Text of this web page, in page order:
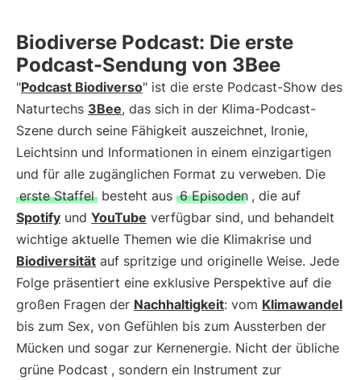
Biodiverse Podcast: Die erste
Podcast-Sendung von 3Bee
"Podcast Biodiverso" ist die erste Podcast-Show des
Naturtechs 3Bee, das sich in der Klima-Podcast-
Szene durch seine Fähigkeit auszeichnet, Ironie,
Leichtsinn und Informationen in einem einzigartigen
und für alle zugänglichen Format zu verweben. Die
erste Staffel besteht aus 6 Episoden , die auf
Spotify und YouTube verfügbar sind, und behandelt
wichtige aktuelle Themen wie die Klimakrise und
Biodiversität auf spritzige und originelle Weise. Jede
Folge präsentiert eine exklusive Perspektive auf die
großen Fragen der Nachhaltigkeit: vom Klimawandel
bis zum Sex, von Gefühlen bis zum Aussterben der
Mücken und sogar zur Kernenergie. Nicht der übliche
grüne Podcast , sondern ein Instrument zur